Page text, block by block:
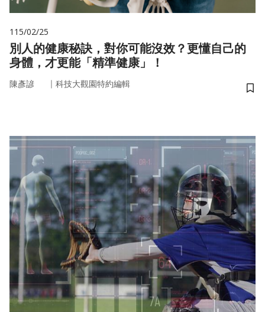
115/02/25
別人的健康秘訣，對你可能沒效？更懂自己的
身體，才更能「精準健康」！
陳彥諺 ｜ 科技大觀園特約編輯
儲